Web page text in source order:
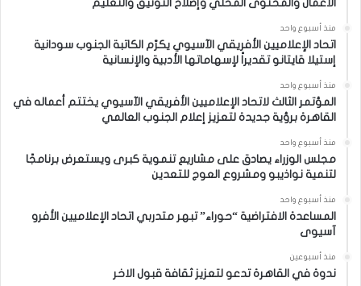
الأعمال والمحتوى المحلي وإصلاح التوثيق والتعليم
منذ أسبوع واحد
اتحاد الإعلاميين الأفريقي الآسيوي يكرّم الكاتبة الجنوب سودانية
إستيلا قايتانو تقديراً لإسهاماتها الأدبية والإنسانية
منذ أسبوع واحد
المؤتمر الثالث لاتحاد الإعلاميين الأفريقي الآسيوي يختتم أعماله في
القاهرة برؤية جديدة لتعزيز إعلام الجنوب العالمي
منذ أسبوع واحد
مجلس الوزراء يصادق على مشاريع تنموية كبرى ويستعرض برنامجًا
لتنمية نواذيبو ومشروع العوج للتعدين
منذ أسبوع واحد
المساعدة الافتراضية “حوراء” تبهر متدربي اتحاد الإعلاميين الأفرو
آسيوى
منذ أسبوعين
ندوة في القاهرة تدعو لتعزيز ثقافة قبول الاخر